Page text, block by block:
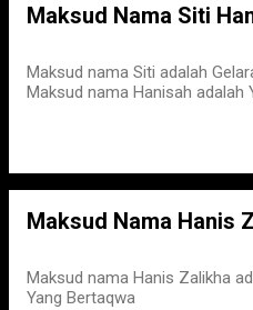
Maksud Nama Siti
Maksud nama Siti adalah
Maksud nama Hanisah adalah
Maksud Nama Hanis
Maksud nama Hanis Zalikha
Yang Bertaqwa